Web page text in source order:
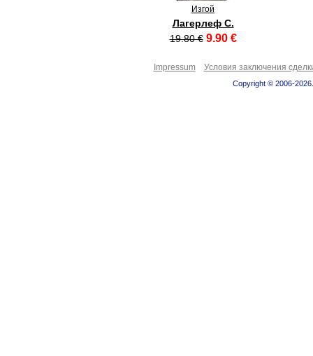
Изгой
Лагерлеф С.
19.80 € 9.90 €
Impressum Условия заключения
Copyright © 2006-